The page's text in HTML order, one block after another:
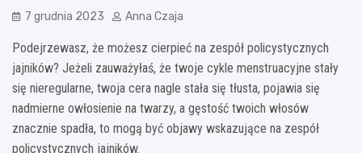
7 grudnia 2023 Anna Czaja
Podejrzewasz, że możesz cierpieć na zespół policystycznych
jajników? Jeżeli zauważyłaś, że twoje cykle menstruacyjne stały
się nieregularne, twoja cera nagle stała się tłusta, pojawia się
nadmierne owłosienie na twarzy, a gęstość twoich włosów
znacznie spadła, to mogą być objawy wskazujące na zespół
policystycznych jajników.